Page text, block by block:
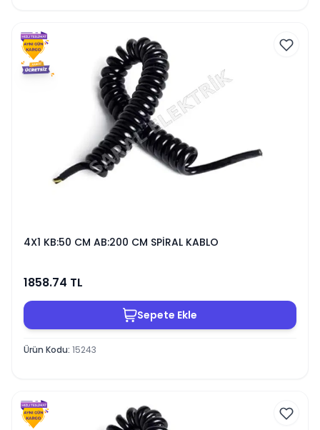
4X1 KB:50 CM AB:200 CM SPİRAL KABLO
1858.74 TL
Sepete Ekle
Ürün Kodu: 15243